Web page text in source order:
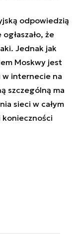
odpowiedzią
że
Jednak jak
Moskwy jest
internecie na
szczególną ma
sieci w całym
konieczności